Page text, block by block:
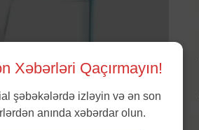
Xəbərləri Qaçırmayın!
şəbəkələrdə izləyin və ən son
anında xəbərdar olun.